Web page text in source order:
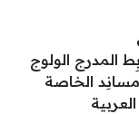
المدرج الولوج
الخاصة